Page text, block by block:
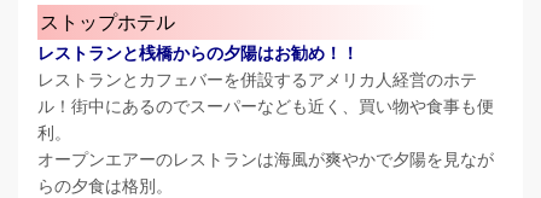
ストップホテル
レストランと桟橋からの夕陽はお勧め！！
レストランとカフェバーを併設するアメリカ人経営のホテ
ル！街中にあるのでスーパーなども近く、買い物や食事も便
利。
オープンエアーのレストランは海風が爽やかで夕陽を見なが
らの夕食は格別。